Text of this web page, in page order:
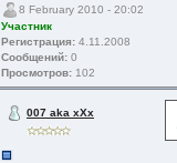
8 February 2010 - 20:02
Участник
Регистрация: 4.11.2008
Сообщений: 0
Просмотров: 102
007 aka xXx